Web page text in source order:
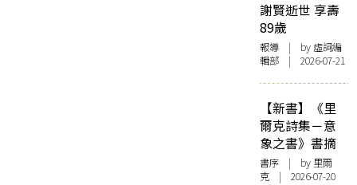
謝賢逝世 享壽
89歲
報導 | by 虛詞編
輯部 | 2026-07-21
【新書】《里
爾克詩集－意
象之書》書摘
書序 | by 里爾
克 | 2026-07-20